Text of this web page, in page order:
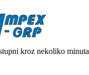
kroz nekoliko minuta